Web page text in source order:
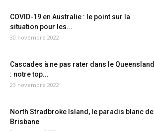
COVID-19 en Australie : le point sur la
situation pour les...
30 novembre 2022
Cascades à ne pas rater dans le Queensland
: notre top...
23 novembre 2022
North Stradbroke Island, le paradis blanc de
Brisbane